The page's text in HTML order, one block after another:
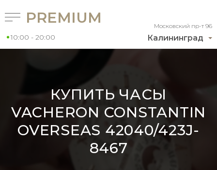
Калининград
Московский пр-т 96
PREMIUM
10:00 - 20:00
КУПИТЬ ЧАСЫ
VACHERON CONSTANTIN
OVERSEAS 42040/423J-
8467